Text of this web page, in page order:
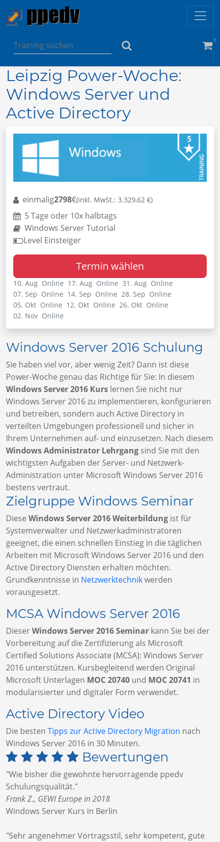
1
Leipzig Power-Woche:
Windows Server und
Active Directory
einmalig2798€(inkl. MwSt.: 3.329,62 €)
5 Tage oder 10x halbtags
Windows Server Tutorial
Level Einsteiger
Termin wählen
10. Aug Online 17. Aug Online 31. Aug Online
07. Sep Online 14. Sep Online 28. Sep Online
05. Okt Online 12. Okt Online 26. Okt Online
02. Nov Online
Windows Server 2016 Schulung
Sie haben viel vor, aber wenig Zeit? Dann ist diese
Power-Woche genau das Richtige für Sie: In diesem
Windows Server 2016 Kurs lernen Sie nicht nur
Windows Server 2016 zu implementieren, konfigurieren
und betreiben, sondern auch Active Directory in
verteilten Umgebungen professionell und sicher in
Ihrem Unternehmen auf- und einzusetzen. Nach diesem
Windows Administrator Lehrgang sind Sie mit den
wichtigsten Aufgaben der Server- und Netzwerk-
Administration unter Microsoft Windows Server 2016
bestens vertraut.
Zielgruppe Windows Seminar
Diese Windows Server 2016 Weiterbildung ist für
Systemverwalter und Netzwerkadministratoren
geeignet, die einen schnellen Einstieg in die täglichen
Arbeiten mit Microsoft Windows Server 2016 und den
Active Directory Diensten erhalten möchten.
Grundkenntnisse in Netzwerktechnikwerden
vorausgesetzt.
MCSA Windows Server 2016
DieserWindows Server 2016 Seminar kann Sie bei der
Vorbereitung auf die Zertifizierung als Microsoft
Certified Solutions Associate (MCSA): Windows Server
2016 unterstützen. Kursbegleitend werden Original
Microsoft Unterlagen MOC 20740 und MOC 20741 in
modularisierter und digitaler Form verwendet.
Active Directory Video
Die besten Tipps zur Active Directory Migration nach
Windows Server 2016 in 30 Minuten.
Bewertungen
"Wie bisher die gewohnte hervorragende ppedv
Schulungsqualität."
Frank Z., GEWI Europe in 2018
Windows Server Kurs in Berlin
"Sehr angenehmer Vortragsstil, sehr kompetent, gute